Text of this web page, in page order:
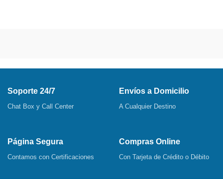
Soporte 24/7
Chat Box y Call Center
Envíos a Domicilio
A Cualquier Destino
Página Segura
Contamos con Certificaciones
Compras Online
Con Tarjeta de Crédito o Débito